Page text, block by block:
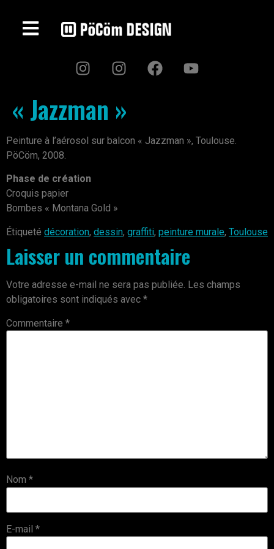
« Jazzman »
Peinture à l’aérosol sur balcon « Jazzman », Toulouse.
PöCöm, 2008.
Phase de création
Croquis papier
Bombes « Montana Gold »
Étiqueté décoration, dessin, graffiti, peinture murale, Toulouse
Laisser un commentaire
Votre adresse e-mail ne sera pas publiée. Les champs
obligatoires sont indiqués avec *
Commentaire *
Nom *
E-mail *